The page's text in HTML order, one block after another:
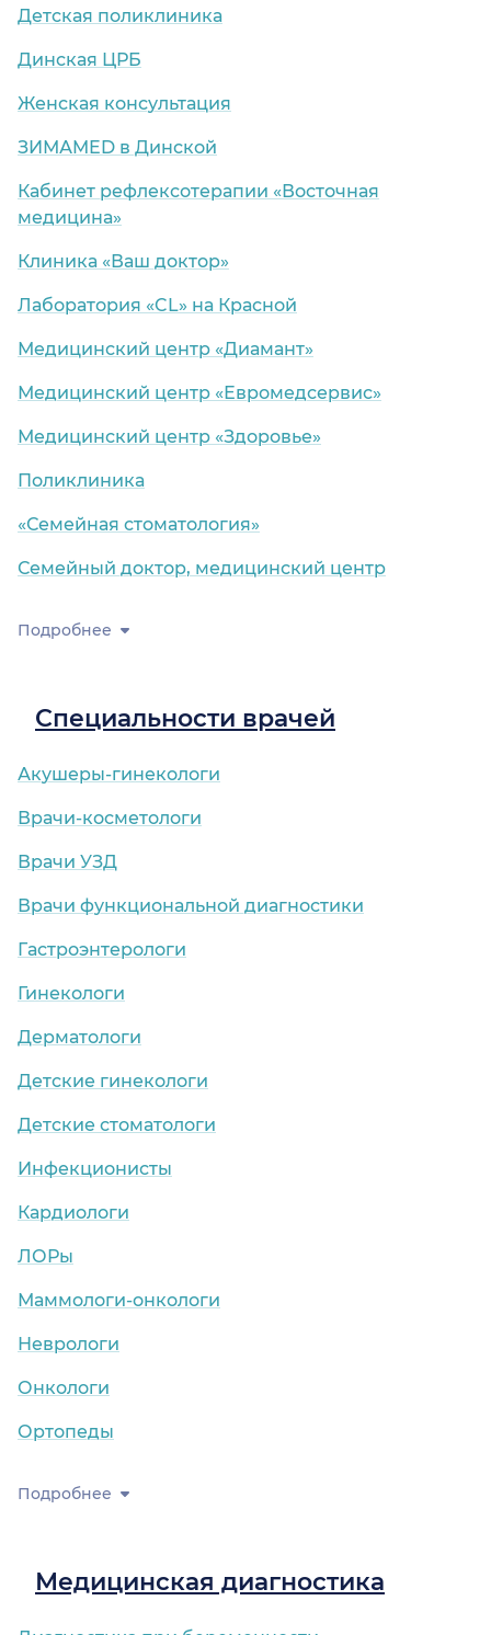
Детская поликлиника
Динская ЦРБ
Женская консультация
ЗИМАMED в Динской
Кабинет рефлексотерапии «Восточная
медицина»
Клиника «Ваш доктор»
Лаборатория «CL» на Красной
Медицинский центр «Диамант»
Медицинский центр «Евромедсервис»
Медицинский центр «Здоровье»
Поликлиника
«Семейная стоматология»
Семейный доктор, медицинский центр
Подробнее
Специальности врачей
Акушеры-гинекологи
Врачи-косметологи
Врачи УЗД
Врачи функциональной диагностики
Гастроэнтерологи
Гинекологи
Дерматологи
Детские гинекологи
Детские стоматологи
Инфекционисты
Кардиологи
ЛОРы
Маммологи-онкологи
Неврологи
Онкологи
Ортопеды
Подробнее
Медицинская диагностика